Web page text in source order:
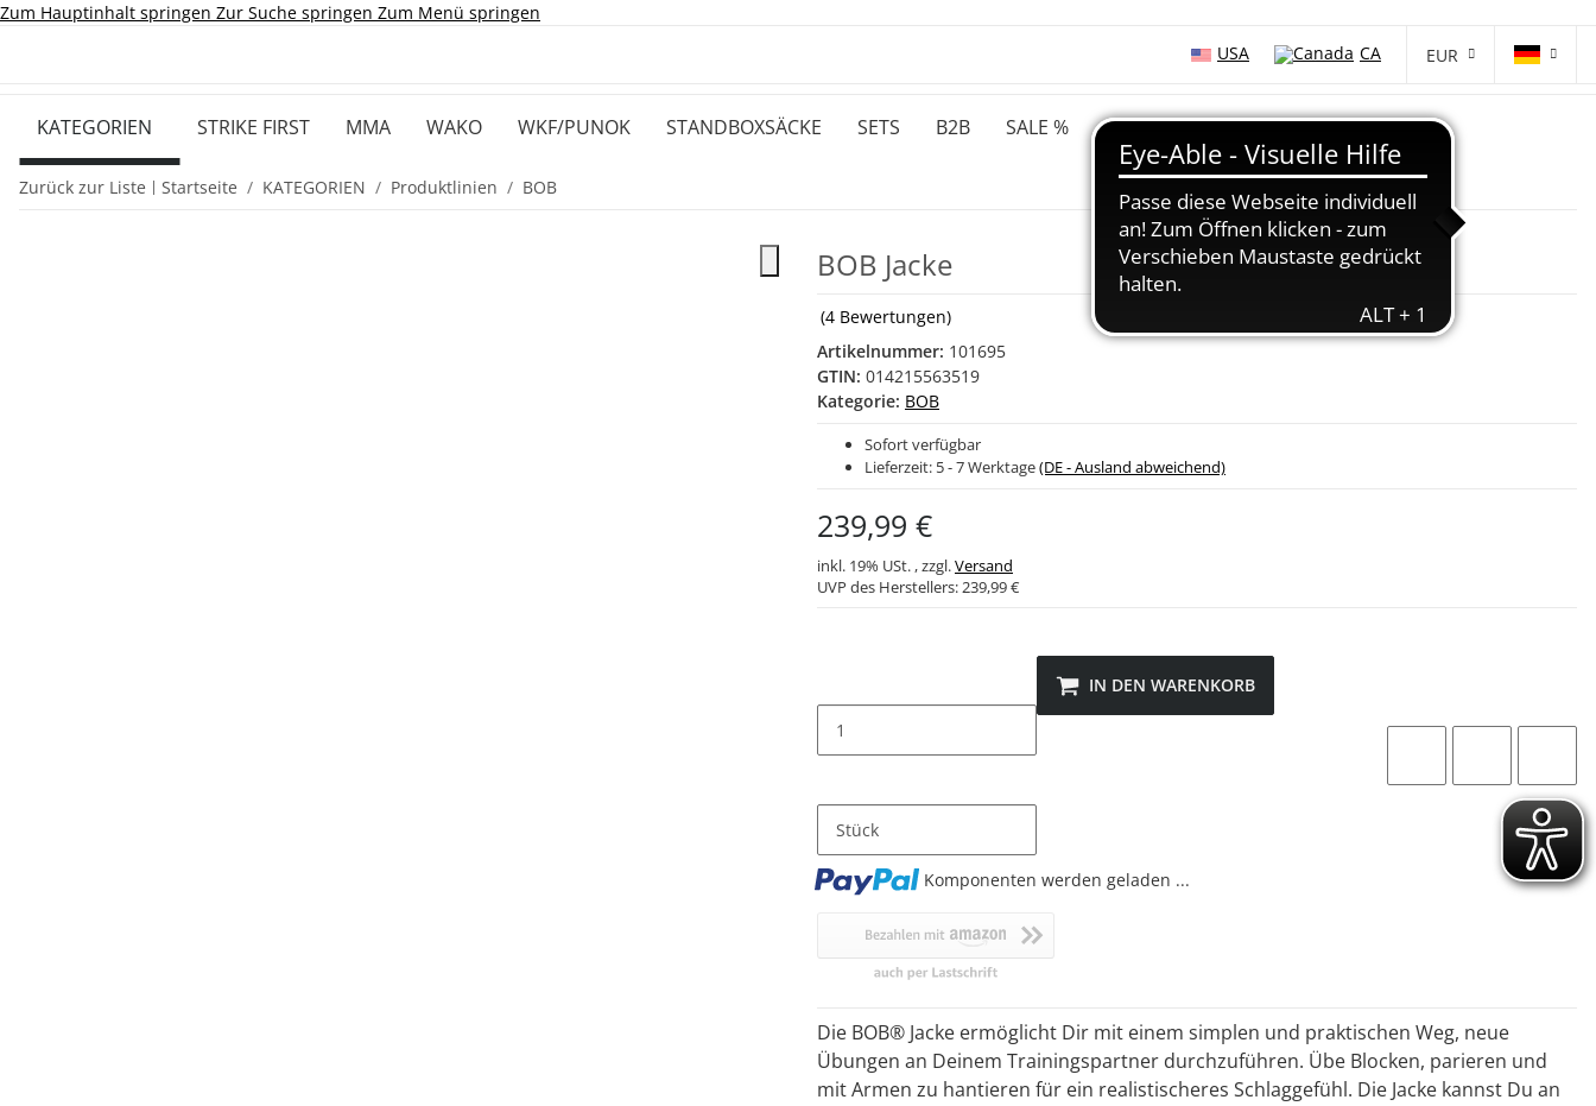
Zum Hauptinhalt springen Zur Suche springen Zum Menü springen
USA
CA EUR
KATEGORIEN STRIKE FIRST MMA WAKO WKF/PUNOK STANDBOXSÄCKE SETS B2B SALE %
Zurück zur Liste Startseite KATEGORIEN Produktlinien BOB
BOB Jacke
(4 Bewertungen)
Artikelnummer: 101695
GTIN: 014215563519
Kategorie: BOB
Sofort verfügbar
Lieferzeit: 5 - 7 Werktage(DE - Ausland abweichend)
239,99 €
inkl. 19% USt. , zzgl.Versand
UVP des Herstellers:239,99 €
Stück
IN DEN WARENKORB
Loading... Komponenten werden geladen ...
Die BOB® Jacke ermöglicht Dir mit einem simplen und praktischen Weg, neue
Übungen an Deinem Trainingspartner durchzuführen. Übe Blocken, parieren und
mit Armen zu hantieren für ein realistischeres Schlaggefühl. Die Jacke kannst Du an